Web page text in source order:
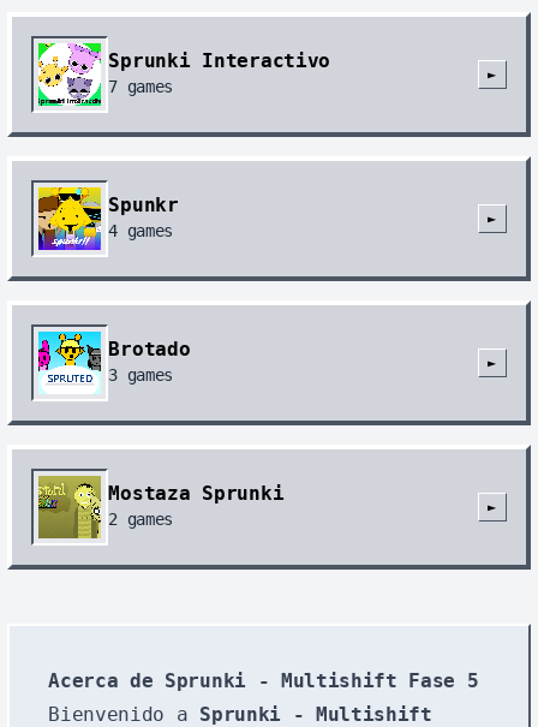
Sprunki Interactivo
7 games
►
Spunkr
4 games
►
Brotado
3 games
►
Mostaza Sprunki
2 games
►
Acerca de Sprunki - Multishift Fase 5
Bienvenido a Sprunki - Multishift